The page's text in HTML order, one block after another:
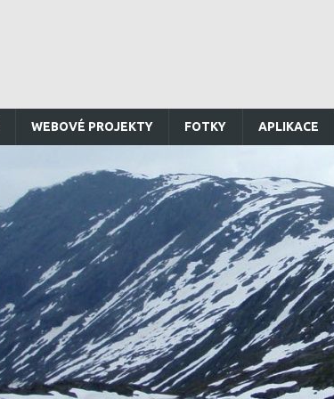
WEBOVÉ PROJEKTY FOTKY APLIKACE